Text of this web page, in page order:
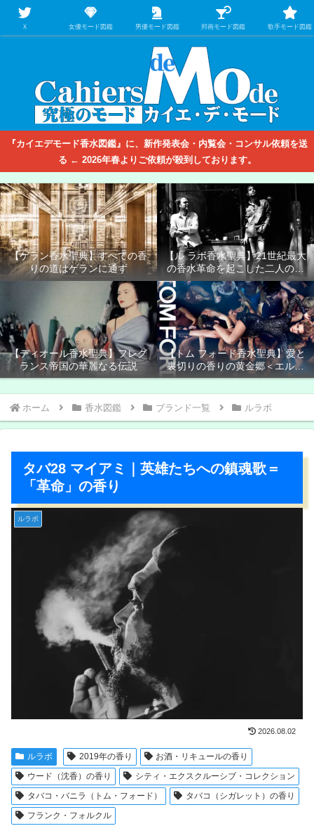
【映画/音楽の中のファッション＆香水】を徹底的に分析するファッション＆ア
パレル業界人のための学習サイト
『カイエデモード香水図鑑』に、新作発表会・内覧会・コンサル依頼を送
る ← 2026年春よりご依頼が殺到しております。
【ゲラン香水聖典】すべての香
りの道はゲランに通ず
【ル ラボ香水聖典】21世紀最大
の香水革命を起こした二人の男
たち
【ディオール香水聖典】フレグ
ランス帝国の華麗なる伝説
【トム フォード香水聖典】愛と
裏切りの香りの黄金郷＜エルド
ラド＞
ホーム 香水図鑑 ブランド一覧 ルラボ
タバ28 マイアミ｜英雄たちへの鎮魂歌＝
「革命」の香り
ルラボ
2026.08.02
ルラボ 2019年の香り
お酒・リキュールの香り
ウード（沈香）の香り
シティ・エクスクルーシブ・コレクション
タバコ・バニラ（トム・フォード）
タバコ（シガレット）の香り
フランク・フォルクル
Ｘ 女優モード図鑑 男優モード図鑑 邦画モード図鑑 歌手モード図鑑